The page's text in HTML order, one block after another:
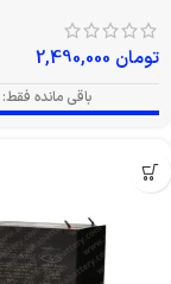
تومان
باقی مانده فقط: